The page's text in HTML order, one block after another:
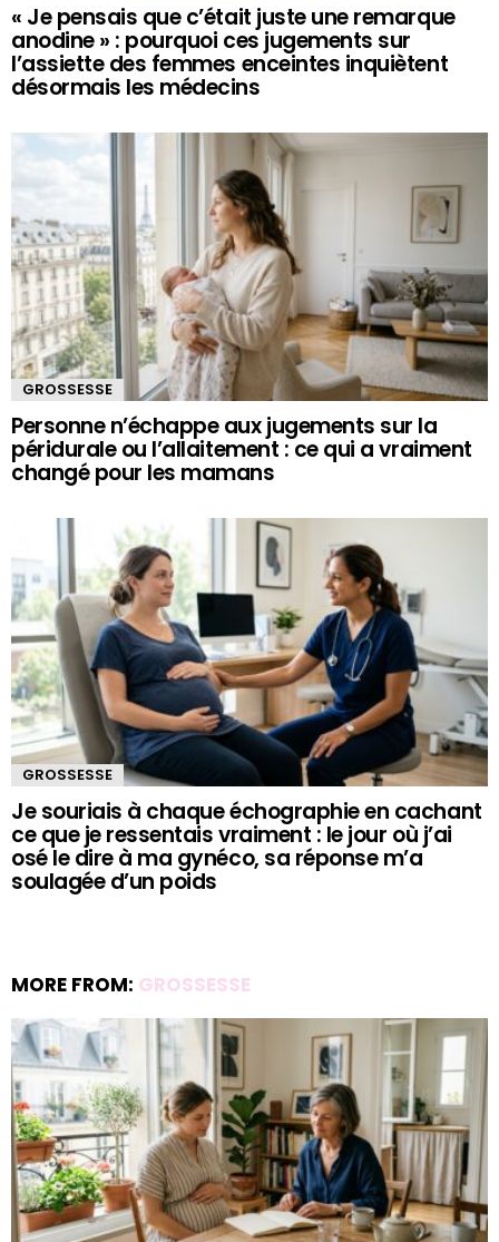
« Je pensais que c’était juste une remarque
anodine » : pourquoi ces jugements sur
l’assiette des femmes enceintes inquiètent
désormais les médecins
GROSSESSE
Personne n’échappe aux jugements sur la
péridurale ou l’allaitement : ce qui a vraiment
changé pour les mamans
GROSSESSE
Je souriais à chaque échographie en cachant
ce que je ressentais vraiment : le jour où j’ai
osé le dire à ma gynéco, sa réponse m’a
soulagée d’un poids
MORE FROM: GROSSESSE